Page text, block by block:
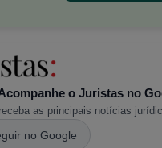
o Juristas no
receba as principais notícias
no Google